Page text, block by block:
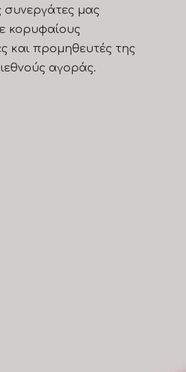
συνεργάτες μας
κορυφαίους
και προμηθευτές της
αγοράς.